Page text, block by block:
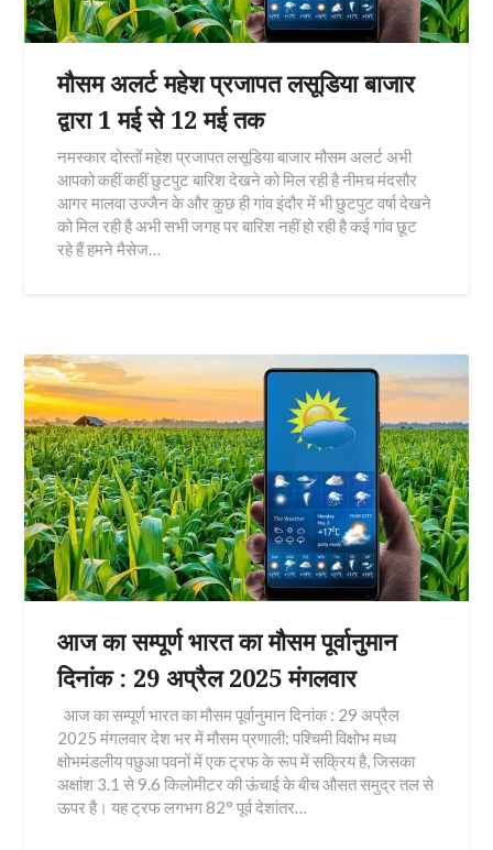
मौसम अलर्ट महेश प्रजापत लसूडिया बाजार
द्वारा 1 मई से 12 मई तक
नमस्कार दोस्तों महेश प्रजापत लसूडिया बाजार मौसम अलर्ट अभी
आपको कहीं कहीं छुटपुट बारिश देखने को मिल रही है नीमच मंदसौर
आगर मालवा उज्जैन के और कुछ ही गांव इंदौर में भी छुटपुट वर्षा देखने
को मिल रही है अभी सभी जगह पर बारिश नहीं हो रही है कई गांव छूट
रहे हैं हमने मैसेज…
आज का सम्पूर्ण भारत का मौसम पूर्वानुमान
दिनांक : 29 अप्रैल 2025 मंगलवार
आज का सम्पूर्ण भारत का मौसम पूर्वानुमान दिनांक : 29 अप्रैल
2025 मंगलवार देश भर में मौसम प्रणाली: पश्चिमी विक्षोभ मध्य
क्षोभमंडलीय पछुआ पवनों में एक ट्रफ के रूप में सक्रिय है, जिसका
अक्षांश 3.1 से 9.6 किलोमीटर की ऊंचाई के बीच औसत समुद्र तल से
ऊपर है। यह ट्रफ लगभग 82° पूर्व देशांतर…